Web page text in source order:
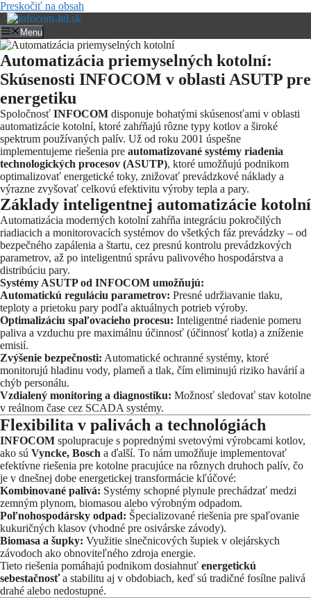
Preskočiť na obsah
Menu
Automatizácia priemyselných kotolní:
Skúsenosti INFOCOM v oblasti ASUTP pre
energetiku
Spoločnosť INFOCOM disponuje bohatými skúsenosťami v oblasti
automatizácie kotolní, ktoré zahŕňajú rôzne typy kotlov a široké
spektrum používaných palív. Už od roku 2001 úspešne
implementujeme riešenia pre automatizované systémy riadenia
technologických procesov (ASUTP), ktoré umožňujú podnikom
optimalizovať energetické toky, znižovať prevádzkové náklady a
výrazne zvyšovať celkovú efektivitu výroby tepla a pary.
Základy inteligentnej automatizácie kotolní
Automatizácia moderných kotolní zahŕňa integráciu pokročilých
riadiacich a monitorovacích systémov do všetkých fáz prevádzky – od
bezpečného zapálenia a štartu, cez presnú kontrolu prevádzkových
parametrov, až po inteligentnú správu palivového hospodárstva a
distribúciu pary.
Systémy ASUTP od INFOCOM umožňujú:
Automatickú reguláciu parametrov: Presné udržiavanie tlaku,
teploty a prietoku pary podľa aktuálnych potrieb výroby.
Optimalizáciu spaľovacieho procesu: Inteligentné riadenie pomeru
paliva a vzduchu pre maximálnu účinnosť (účinnosť kotla) a zníženie
emisií.
Zvýšenie bezpečnosti: Automatické ochranné systémy, ktoré
monitorujú hladinu vody, plameň a tlak, čím eliminujú riziko havárií a
chýb personálu.
Vzdialený monitoring a diagnostiku: Možnosť sledovať stav kotolne
v reálnom čase cez SCADA systémy.
Flexibilita v palivách a technológiách
INFOCOM spolupracuje s poprednými svetovými výrobcami kotlov,
ako sú Vyncke, Bosch a ďalší. To nám umožňuje implementovať
efektívne riešenia pre kotolne pracujúce na rôznych druhoch palív, čo
je v dnešnej dobe energetickej transformácie kľúčové:
Kombinované palivá: Systémy schopné plynule prechádzať medzi
zemným plynom, biomasou alebo výrobným odpadom.
Poľnohospodársky odpad: Špecializované riešenia pre spaľovanie
kukuričných klasov (vhodné pre osivárske závody).
Biomasa a šupky: Využitie slnečnicových šupiek v olejárskych
závodoch ako obnoviteľného zdroja energie.
Tieto riešenia pomáhajú podnikom dosiahnuť energetickú
sebestačnosťa stabilitu aj v obdobiach, keď sú tradičné fosílne palivá
drahé alebo nedostupné.